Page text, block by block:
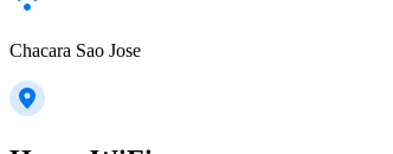
Chacara Sao Jose